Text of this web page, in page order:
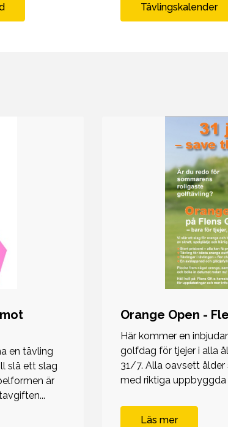
Tävlingskalender
en tävling
slå ett slag
är
Orange Open -
Här kommer en
golfdag för tjejer i alla
31/7. Alla oavsett
med riktiga uppbyggda
Läs mer